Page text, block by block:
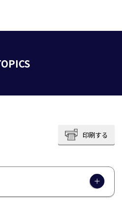
印刷する